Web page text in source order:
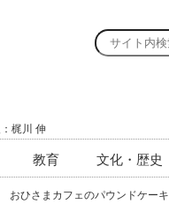
梶川 伸
教育 文化・歴史
おひさまカフェのパウンドケーキ